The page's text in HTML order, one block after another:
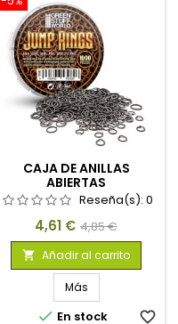
CAJA DE ANILLAS
ABIERTAS
Reseña(s): 0
Precio
4,61 € Precio
base
4,85 €
 Añadir al carrito
Más
 En stock favorite_border